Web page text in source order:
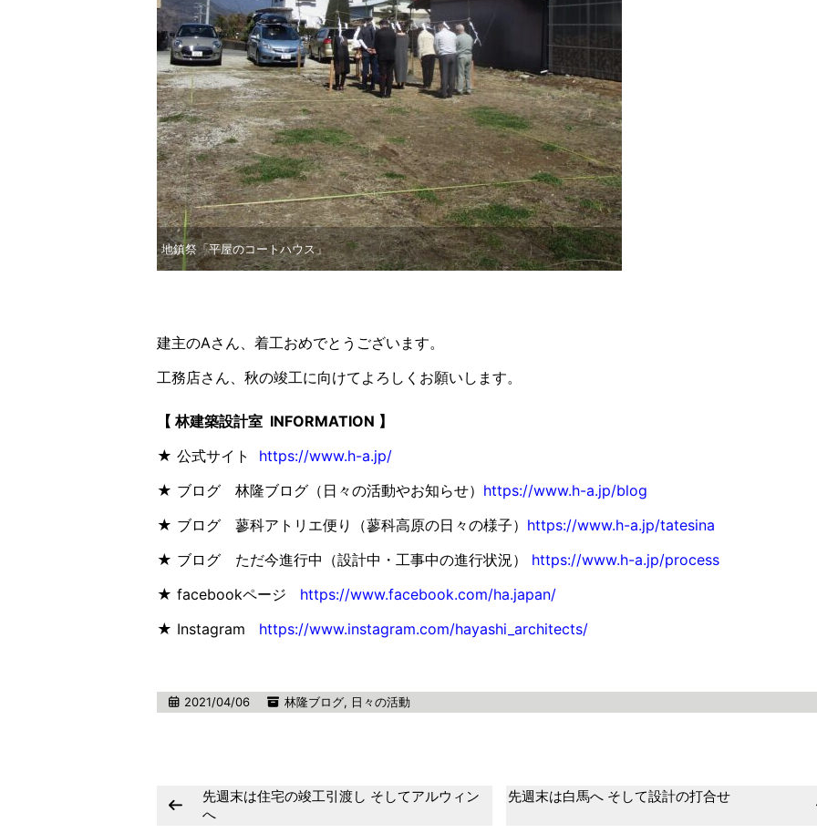
地鎮祭「平屋のコートハウス」
建主のAさん、着工おめでとうございます。
工務店さん、秋の竣工に向けてよろしくお願いします。
【 林建築設計室 INFORMATION 】
★ 公式サイト https://www.h-a.jp/
★ ブログ 林隆ブログ（日々の活動やお知らせ） https://www.h-a.jp/blog
★ ブログ 蓼科アトリエ便り（蓼科高原の日々の様子） https://www.h-a.jp/tatesina
★ ブログ ただ今進行中（設計中・工事中の進行状況） https://www.h-a.jp/process
★ facebookページ https://www.facebook.com/ha.japan/
★ Instagram https://www.instagram.com/hayashi_architects/
2021/04/06 林隆ブログ, 日々の活動
先週末は住宅の竣工引渡し そしてアルウィン
へ
先週末は白馬へ そして設計の打合せ